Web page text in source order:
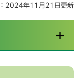
2024年11月21日更新